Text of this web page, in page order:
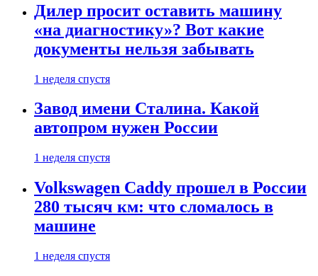
Дилер просит оставить машину
«на диагностику»? Вот какие
документы нельзя забывать
1 неделя спустя
Завод имени Сталина. Какой
автопром нужен России
1 неделя спустя
Volkswagen Caddy прошел в России
280 тысяч км: что сломалось в
машине
1 неделя спустя